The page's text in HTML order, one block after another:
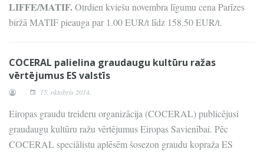
LIFFE/MATIF.Otrdien kviešu novembra līgumu cena Parīzes
biržā MATIF pieauga par 1.00 EUR/t līdz 158.50 EUR/t.
COCERAL palielina graudaugu kultūru ražas
vērtējumus ES valstīs
15. oktobris 2014.
Eiropas graudu treideru organizācija (COCERAL) publicējusi
graudaugu kultūru ražu vērtējumus Eiropas Savienībai. Pēc
COCERAL speciālistu aplēsēm šosezon graudu kopraža ES